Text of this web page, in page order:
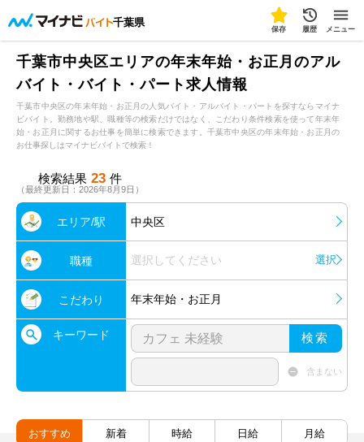
千葉県
保存 履歴 メニュー
千葉市中央区エリアの年末年始・お正月のアル
バイト・バイト・パート求人情報
千葉市中央区の年末年始・お正月の人気バイト・アルバイト・パートを探すならマイナ
ビバイト。勤務地や駅、職種等の検索だけではなく、こだわり条件検索を使って年末年
始・お正月に関するお仕事を簡単に検索できます。千葉市中央区の年末年始・お正月の
お仕事探しはマイナビバイトで検索！
検索結果 23 件
（最終更新日：2026年8月9日）
エリア/駅 中央区
職種 選択してください 選択
こだわり 年末年始・お正月
キーワード 検索
含まない
おすすめ 新着 時給 日給 月給